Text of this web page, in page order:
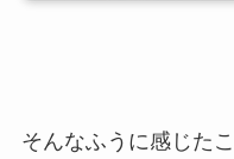
そんなふうに感じた